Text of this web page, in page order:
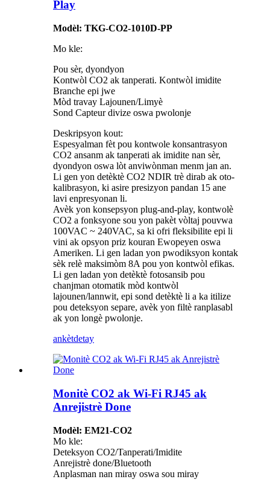
Play
Modèl: TKG-CO2-1010D-PP
Mo kle:
Pou sèr, dyondyon
Kontwòl CO2 ak tanperati. Kontwòl imidite
Branche epi jwe
Mòd travay Lajounen/Limyè
Sond Capteur divize oswa pwolonje
Deskripsyon kout:
Espesyalman fèt pou kontwole konsantrasyon
CO2 ansanm ak tanperati ak imidite nan sèr,
dyondyon oswa lòt anviwònman menm jan an.
Li gen yon detèktè CO2 NDIR trè dirab ak oto-
kalibrasyon, ki asire presizyon pandan 15 ane
lavi enpresyonan li.
Avèk yon konsepsyon plug-and-play, kontwolè
CO2 a fonksyone sou yon pakèt vòltaj pouvwa
100VAC ~ 240VAC, sa ki ofri fleksibilite epi li
vini ak opsyon priz kouran Ewopeyen oswa
Ameriken. Li gen ladan yon pwodiksyon kontak
sèk relè maksimòm 8A pou yon kontwòl efikas.
Li gen ladan yon detèktè fotosansib pou
chanjman otomatik mòd kontwòl
lajounen/lannwit, epi sond detèktè li a ka itilize
pou deteksyon separe, avèk yon filtè ranplasabl
ak yon longè pwolonje.
ankètdetay
Monitè CO2 ak Wi-Fi RJ45 ak
Anrejistrè Done
Modèl: EM21-CO2
Mo kle:
Deteksyon CO2/Tanperati/Imidite
Anrejistrè done/Bluetooth
Anplasman nan miray oswa sou miray